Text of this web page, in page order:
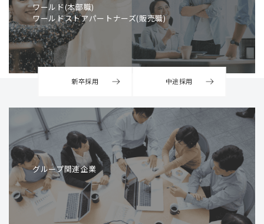
ワールド(本部職)
ワールドストアパートナーズ(販売職)
新卒採用 中途採用
グループ関連企業